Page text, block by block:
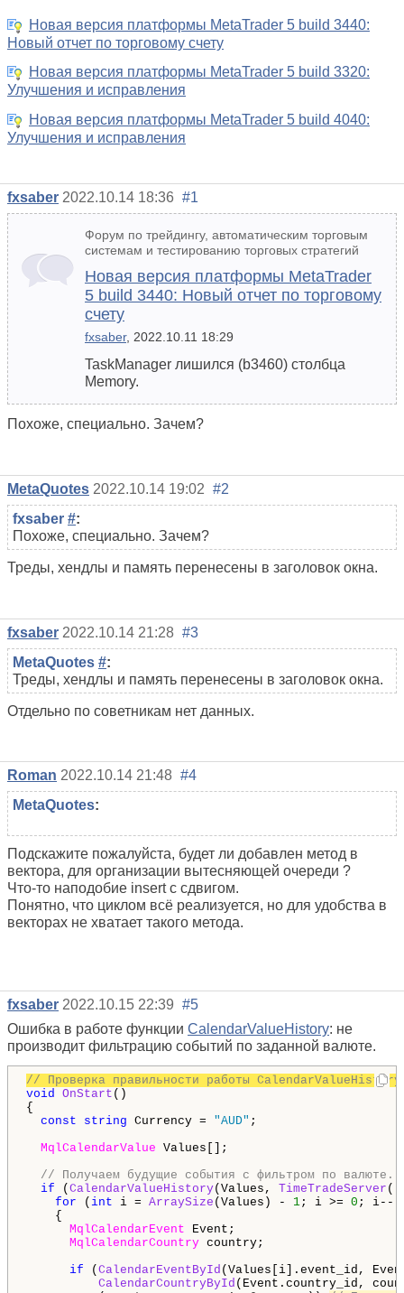
Новая версия платформы MetaTrader 5 build 3440:
Новый отчет по торговому счету
Новая версия платформы MetaTrader 5 build 3320:
Улучшения и исправления
Новая версия платформы MetaTrader 5 build 4040:
Улучшения и исправления
fxsaber 2022.10.14 18:36 #1
Форум по трейдингу, автоматическим торговым
системам и тестированию торговых стратегий
Новая версия платформы MetaTrader
5 build 3440: Новый отчет по торговому
счету
fxsaber, 2022.10.11 18:29
TaskManager лишился (b3460) столбца
Memory.
Похоже, специально. Зачем?
MetaQuotes 2022.10.14 19:02 #2
fxsaber #:
Похоже, специально. Зачем?
Треды, хендлы и память перенесены в заголовок окна.
fxsaber 2022.10.14 21:28 #3
MetaQuotes #:
Треды, хендлы и память перенесены в заголовок окна.
Отдельно по советникам нет данных.
Roman 2022.10.14 21:48 #4
MetaQuotes:
Подскажите пожалуйста, будет ли добавлен метод в
вектора, для организации вытесняющей очереди ?
Что-то наподобие insert с сдвигом.
Понятно, что циклом всё реализуется, но для удобства в
векторах не хватает такого метода.
fxsaber 2022.10.15 22:39 #5
Ошибка в работе функции CalendarValueHistory: не
производит фильтрацию событий по заданной валюте.
// Проверка правильности работы
void OnStart ()
{
const
string Currency = "AUD" ;
MqlCalendarValue Values[];
// Получаем будущие события с фильтром по валюте.
if ( CalendarValueHistory(Values, TimeTradeServer
for ( int i = ArraySize (Values) - 1; i >= 0 ; i--
{
MqlCalendarEvent Event;
MqlCalendarCountry country;
if ( CalendarEventById (Values[i].event_id,
CalendarCountryById (Event.country_id,